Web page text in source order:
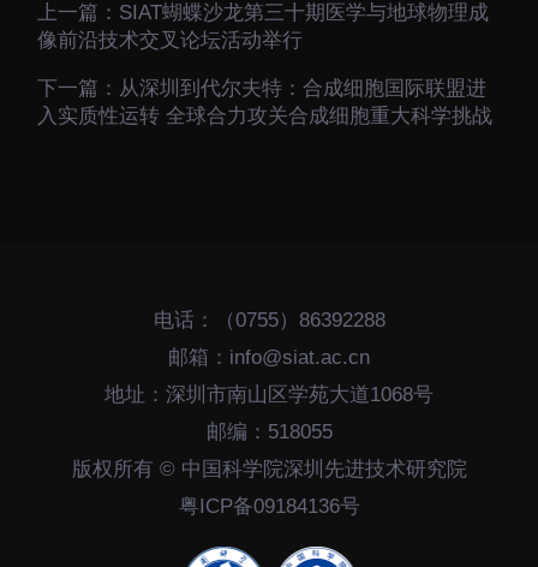
上一篇： SIAT蝴蝶沙龙第三十期 医学与地球物理成
像前沿技术交叉论坛活动举行
下一篇： 从深圳到代尔夫特：合成细胞国际联盟进
入实质性运转 全球合力攻关合成细胞重大科学挑战
电话：（0755）86392288
邮箱：info@siat.ac.cn
地址：深圳市南山区学苑大道1068号
邮编：518055
版权所有 © 中国科学院深圳先进技术研究院
粤ICP备09184136号